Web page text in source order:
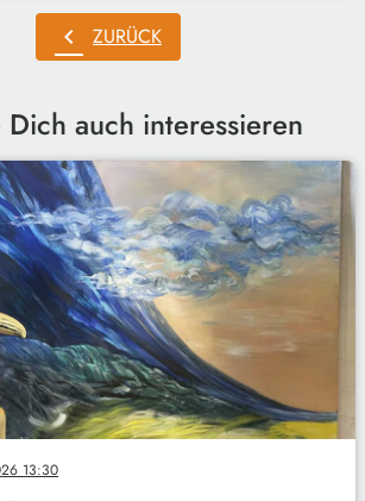
chevron_left ZURÜCK
Dich auch interessieren
13:30